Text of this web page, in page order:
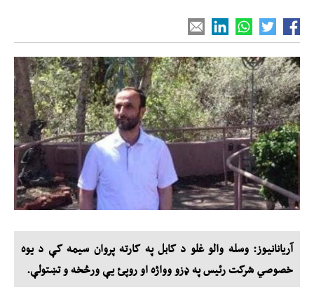
آریانانیوز: وسله والو غلو د کابل په کارته پروان سیمه کې د یوه
خصوصي شرکت رئیس په ډزو وواژه او روپئ یې ورڅخه و تښتولې.